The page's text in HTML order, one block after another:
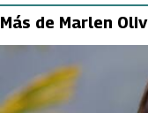
Más de Marlen